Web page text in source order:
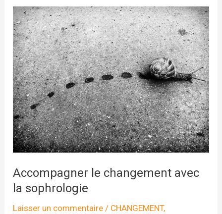
Accompagner le changement avec
la sophrologie
Laisser un commentaire / CHANGEMENT,